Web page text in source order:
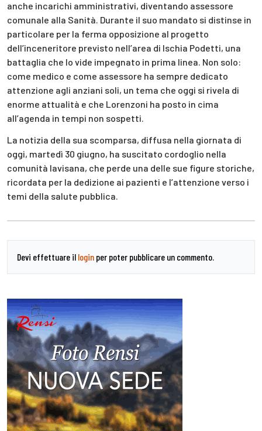
anche incarichi amministrativi, diventando assessore
comunale alla Sanità. Durante il suo mandato si distinse in
particolare per la ferma opposizione al progetto
dell’inceneritore previsto nell’area di Ischia Podetti, una
battaglia che lo vide impegnato in prima linea. Non solo:
come medico e come assessore ha sempre dedicato
attenzione agli anziani soli, un tema che oggi si rivela di
enorme attualità e che Lorenzoni ha posto in cima
all’agenda in tempi non sospetti.
La notizia della sua scomparsa, diffusa nella giornata di
oggi, martedì 30 giugno, ha suscitato cordoglio nella
comunità lavisana, che perde una delle sue figure storiche,
ricordata per la dedizione ai pazienti e l’attenzione verso i
temi della salute pubblica.
Devi effettuare il login per poter pubblicare un commento.